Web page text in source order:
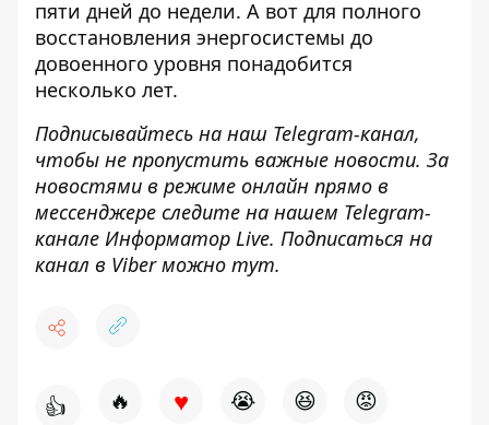
пяти дней до недели. А вот для полного
восстановления энергосистемы до
довоенного уровня понадобится
несколько лет.
Подписывайтесь на наш Telegram-канал,
чтобы не пропустить важные новости. За
новостями в режиме онлайн прямо в
мессенджере следите на нашем Telegram-
канале Информатор Live. Подписаться на
канал в Viber можно тут.
👍 🔥 ♥ 😭 😆 😡